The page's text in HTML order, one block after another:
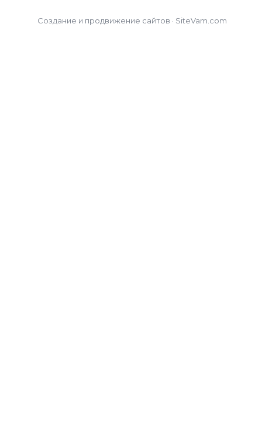
Создание и продвижение сайтов · SiteVam.com